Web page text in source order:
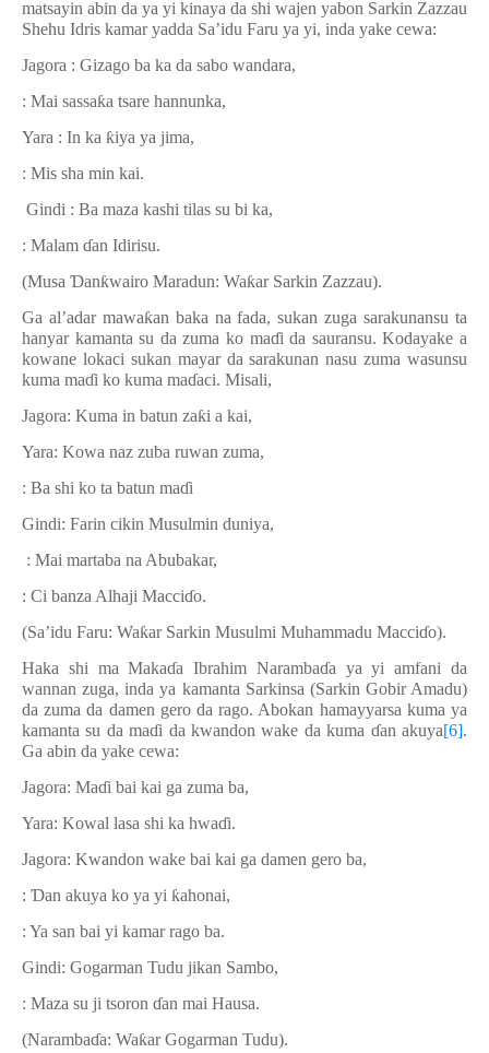
matsayin abin da ya yi kinaya da shi wajen yabon Sarkin Zazzau
Shehu Idris kamar yadda Sa’idu Faru ya yi, inda yake cewa:
Jagora : Gizago ba ka da sabo wandara,
: Mai sassaƙa tsare hannunka,
Yara : In ka ƙiya ya jima,
: Mis sha min kai.
Gindi : Ba maza kashi tilas su bi ka,
: Malam ɗan Idirisu.
(Musa Ɗanƙwairo Maradun: Waƙar Sarkin Zazzau).
Ga al’adar mawaƙan baka na fada, sukan zuga sarakunansu ta
hanyar kamanta su da zuma ko maɗi da sauransu. Kodayake a
kowane lokaci sukan mayar da sarakunan nasu zuma wasunsu
kuma maɗi ko kuma maɗaci. Misali,
Jagora: Kuma in batun zaƙi a kai,
Yara: Kowa naz zuba ruwan zuma,
: Ba shi ko ta batun maɗi
Gindi: Farin cikin Musulmin duniya,
: Mai martaba na Abubakar,
: Ci banza Alhaji Macciɗo.
(Sa’idu Faru: Waƙar Sarkin Musulmi Muhammadu Macciɗo).
Haka shi ma Makaɗa Ibrahim Narambaɗa ya yi amfani da
wannan zuga, inda ya kamanta Sarkinsa (Sarkin Gobir Amadu)
da zuma da damen gero da rago. Abokan hamayyarsa kuma ya
kamanta su da maɗi da kwandon wake da kuma ɗan akuya[6].
Ga abin da yake cewa:
Jagora: Maɗi bai kai ga zuma ba,
Yara: Kowal lasa shi ka hwaɗi.
Jagora: Kwandon wake bai kai ga damen gero ba,
: Ɗan akuya ko ya yi ƙahonai,
: Ya san bai yi kamar rago ba.
Gindi: Gogarman Tudu jikan Sambo,
: Maza su ji tsoron ɗan mai Hausa.
(Narambaɗa: Waƙar Gogarman Tudu).